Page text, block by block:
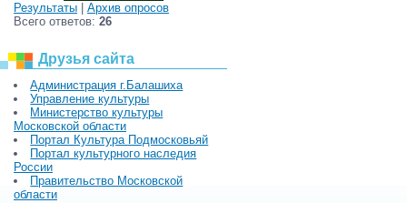
Результаты
Архив опросов
Всего ответов: 26
Друзья сайта
Администрация г.Балашиха
Управление культуры
Министерство культуры
Московской области
Портал Культура Подмосковьяй
Портал культурного наследия
России
Правительство Московской
области